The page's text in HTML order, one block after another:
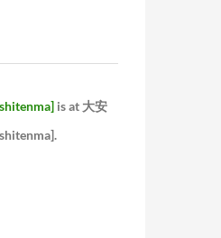
is at 大安